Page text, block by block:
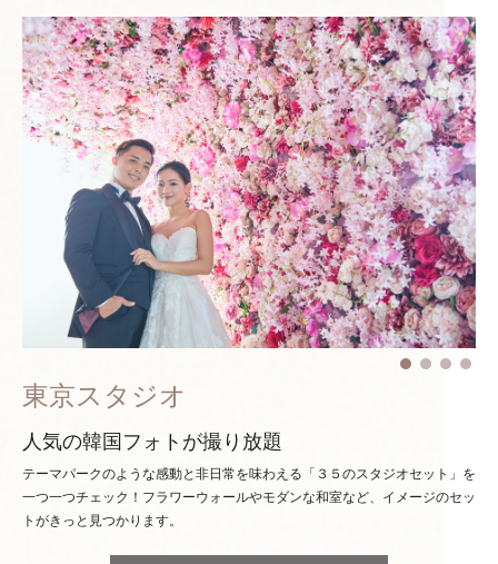
東京スタジオ
人気の韓国フォトが撮り放題
テーマパークのような感動と非日常を味わえる「３５のスタジオセット」を
一つ一つチェック！ フラワーウォールやモダンな和室など、イメージのセッ
トがきっと見つかります。